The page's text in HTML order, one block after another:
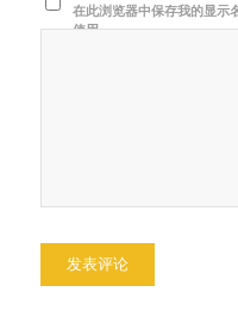
在此浏览器中保存我的显示
使用。